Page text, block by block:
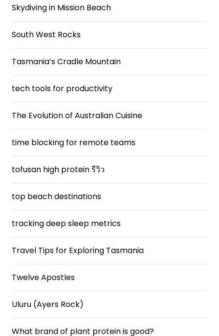
Skydiving in Mission Beach
South West Rocks
Tasmania’s Cradle Mountain
tech tools for productivity
The Evolution of Australian Cuisine
time blocking for remote teams
tofusan high protein รีวิว
top beach destinations
tracking deep sleep metrics
Travel Tips for Exploring Tasmania
Twelve Apostles
Uluru (Ayers Rock)
What brand of plant protein is good?